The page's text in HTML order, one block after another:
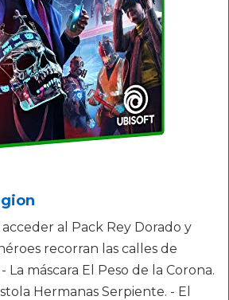
acceder al Pack Rey Dorado y
recorran las calles de
La máscara El Peso de la Corona.
Hermanas Serpiente. - El